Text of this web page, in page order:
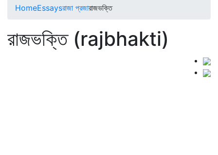
HomeEssaysরাজা প্রজারাজভক্তি
রাজভক্তি (rajbhakti)